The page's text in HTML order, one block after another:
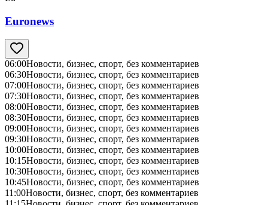
Euronews
06:00Новости, бизнес, спорт, без комментариев
06:30Новости, бизнес, спорт, без комментариев
07:00Новости, бизнес, спорт, без комментариев
07:30Новости, бизнес, спорт, без комментариев
08:00Новости, бизнес, спорт, без комментариев
08:30Новости, бизнес, спорт, без комментариев
09:00Новости, бизнес, спорт, без комментариев
09:30Новости, бизнес, спорт, без комментариев
10:00Новости, бизнес, спорт, без комментариев
10:15Новости, бизнес, спорт, без комментариев
10:30Новости, бизнес, спорт, без комментариев
10:45Новости, бизнес, спорт, без комментариев
11:00Новости, бизнес, спорт, без комментариев